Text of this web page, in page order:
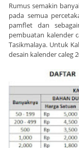
Rumus semakin
pada semua
pamflet dan
pembuatan kalender
Tasikmalaya. Untuk
desain kalender caleg